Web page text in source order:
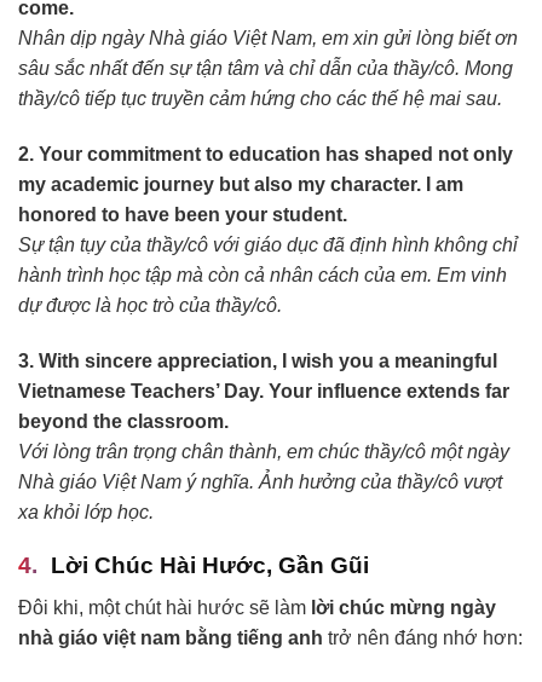
come.
Nhân dịp ngày Nhà giáo Việt Nam, em xin gửi lòng biết ơn
sâu sắc nhất đến sự tận tâm và chỉ dẫn của thầy/cô. Mong
thầy/cô tiếp tục truyền cảm hứng cho các thế hệ mai sau.
2. Your commitment to education has shaped not only
my academic journey but also my character. I am
honored to have been your student.
Sự tận tụy của thầy/cô với giáo dục đã định hình không chỉ
hành trình học tập mà còn cả nhân cách của em. Em vinh
dự được là học trò của thầy/cô.
3. With sincere appreciation, I wish you a meaningful
Vietnamese Teachers’ Day. Your influence extends far
beyond the classroom.
Với lòng trân trọng chân thành, em chúc thầy/cô một ngày
Nhà giáo Việt Nam ý nghĩa. Ảnh hưởng của thầy/cô vượt
xa khỏi lớp học.
Lời Chúc Hài Hước, Gần Gũi
Đôi khi, một chút hài hước sẽ làm lời chúc mừng ngày
nhà giáo việt nam bằng tiếng anh trở nên đáng nhớ hơn: